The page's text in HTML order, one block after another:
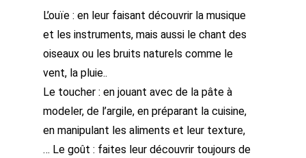
L’ouïe : en leur faisant découvrir la musique
et les instruments, mais aussi le chant des
oiseaux ou les bruits naturels comme le
vent, la pluie..
Le toucher : en jouant avec de la pâte à
modeler, de l’argile, en préparant la cuisine,
en manipulant les aliments et leur texture,
… Le goût : faites leur découvrir toujours de